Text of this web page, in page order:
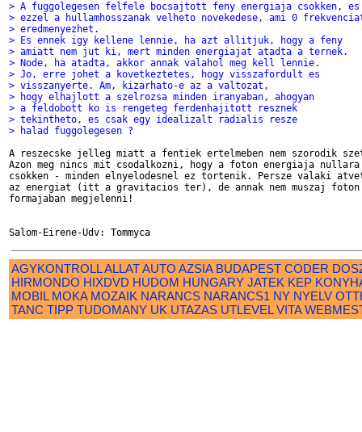
> A fuggolegesen felfele bocsajtott feny energiaja csokken, es
> ezzel a hullamhosszanak velheto novekedese, ami 0
> eredmenyezhet.
> Es ennek igy kellene lennie, ha azt allitjuk, hogy a feny
> amiatt nem jut ki, mert minden energiajat atadta a ternek.
> Node, ha atadta, akkor annak valahol meg kell lennie.
> Jo, erre johet a kovetkeztetes, hogy visszafordult es
> visszanyerte. Am, kizarhato-e az a valtozat,
> hogy elhajlott a szelrozsa minden iranyaban, ahogyan
> a feldobott ko is rengeteg ferdenhajitott resznek
> tekintheto, es csak egy idealizalt radialis resze
> halad fuggolegesen ?
A reszecske jelleg miatt a fentiek ertelmeben nem szorodik
Azon meg nincs mit csodalkozni, hogy a foton energiaja
csokken - minden elnyelodesnel ez tortenik. Persze valaki
az energiat (itt a gravitacios ter), de annak nem muszaj
formajaban megjelenni!
AGYKONTROLLALLATAUTO AZSIA BUDAPEST CODER
HIRMONDO HIXDVD HUDOM HUNGARY JATEK KEP
MOBIL MOKA MOZAIK NARANCS NARANCS1 NY NYELV
TANC TIPP TUDOMANY UK UTAZAS UTLEVEL VITA